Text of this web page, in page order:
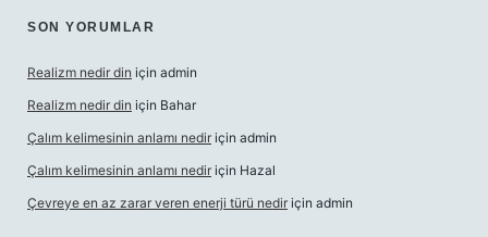
SON YORUMLAR
Realizm nedir din için admin
Realizm nedir din için Bahar
Çalım kelimesinin anlamı nedir için admin
Çalım kelimesinin anlamı nedir için Hazal
Çevreye en az zarar veren enerji türü nedir için admin